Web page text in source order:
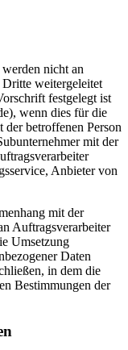
nicht an
weitergeleitet
festgelegt ist
wenn dies für die
der betroffenen Person
mit der
Anbieter von
mit der
Auftragsverarbeiter
Umsetzung
Daten
in dem die
Bestimmungen der